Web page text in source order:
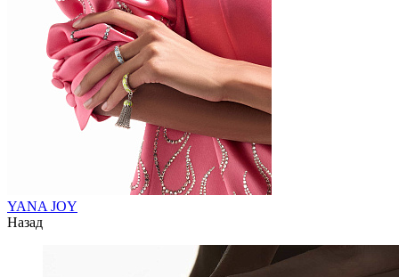
YANA JOY
Назад